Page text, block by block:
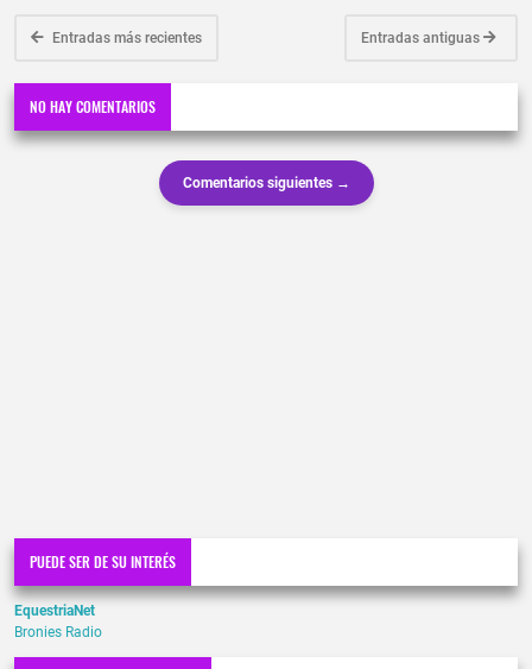
Entradas más recientes Entradas antiguas
NO HAY COMENTARIOS
Comentarios siguientes →
PUEDE SER DE SU INTERÉS
EquestriaNet
Bronies Radio